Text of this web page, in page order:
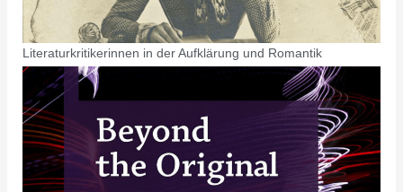
Literaturkritikerinnen in der Aufklärung und Romantik